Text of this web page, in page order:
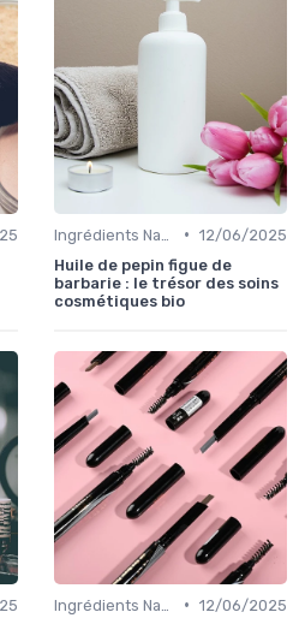
• 12/06/2025
Huile de pepin figue de
barbarie : le trésor des soins
cosmétiques bio
• 12/06/2025